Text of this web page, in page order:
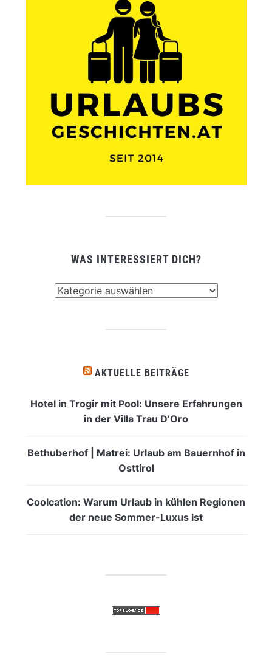
WAS INTERESSIERT DICH?
AKTUELLE BEITRÄGE
Hotel in Trogir mit Pool: Unsere Erfahrungen
in der Villa Trau D’Oro
Bethuberhof | Matrei: Urlaub am Bauernhof in
Osttirol
Coolcation: Warum Urlaub in kühlen Regionen
der neue Sommer-Luxus ist